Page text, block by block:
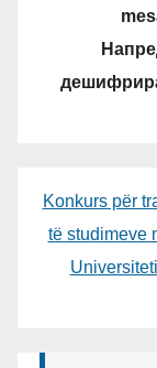
Konkurs për
të studimeve